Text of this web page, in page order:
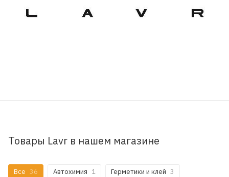
Товары Lavr в нашем магазине
Все 36 Автохимия 1 Герметики и клей 3